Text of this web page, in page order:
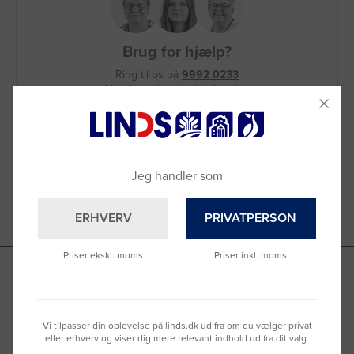
Brug for hjælp?
Ring til os på 9992 0233
Vi sidder klar til at hjælpe dig.
Du kan også kontakte din lokale sælger
– se oversigten her
Jeg handler som
ERHVERV
Priser ekskl. moms
PRIVATPERSON
Priser inkl. moms
Vi tilpasser din oplevelse på linds.dk ud fra om du vælger privat
eller erhverv og viser dig mere relevant indhold ud fra dit valg.